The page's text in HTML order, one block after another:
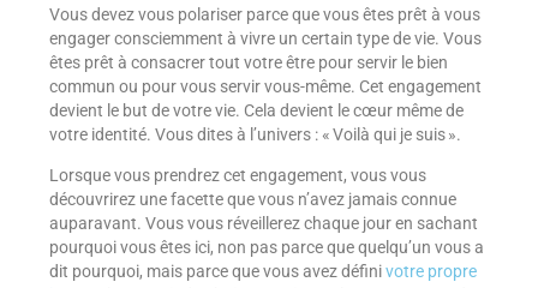
Vous devez vous polariser parce que vous êtes prêt à vous
engager consciemment à vivre un certain type de vie. Vous
êtes prêt à consacrer tout votre être pour servir le bien
commun ou pour vous servir vous-même. Cet engagement
devient le but de votre vie. Cela devient le cœur même de
votre identité. Vous dites à l’univers : « Voilà qui je suis ».
Lorsque vous prendrez cet engagement, vous vous
découvrirez une facette que vous n’avez jamais connue
auparavant. Vous vous réveillerez chaque jour en sachant
pourquoi vous êtes ici, non pas parce que quelqu’un vous a
dit pourquoi, mais parce que vous avez définivotre propre